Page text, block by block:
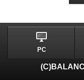
PC